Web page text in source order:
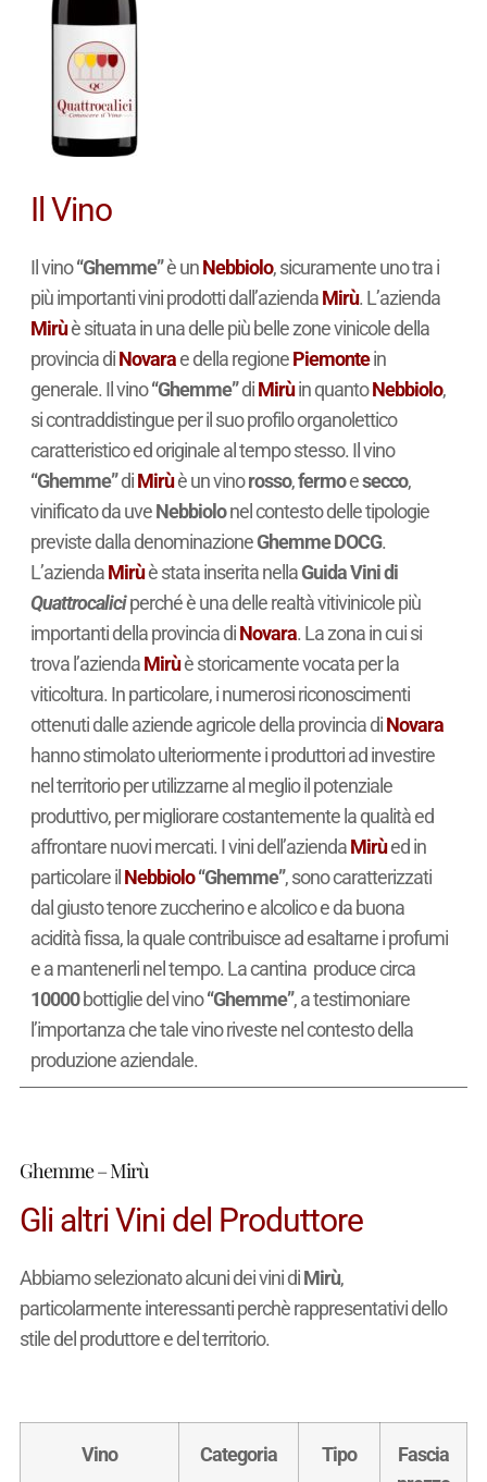
Il Vino
Il vino“Ghemme”è unNebbiolo, sicuramente uno tra i
più importanti vini prodotti dall’aziendaMirù. L’azienda
Mirùè situata in una delle più belle zone vinicole della
provincia diNovarae della regionePiemontein
generale. Il vino“Ghemme”diMirùin quantoNebbiolo,
si contraddistingue per il suo profilo organolettico
caratteristico ed originale al tempo stesso. Il vino
“Ghemme”diMirùè un vinorosso,fermoesecco,
vinificato da uveNebbiolonel contesto delle tipologie
previste dalla denominazioneGhemme DOCG.
L’aziendaMirùè stata inserita nellaGuida Vini di
Quattrocaliciperché è una delle realtà vitivinicole più
importanti della provincia diNovara. La zona in cui si
trova l’aziendaMirùè storicamente vocata per la
viticoltura. In particolare, i numerosi riconoscimenti
ottenuti dalle aziende agricole della provincia diNovara
hanno stimolato ulteriormente i produttori ad investire
nel territorio per utilizzarne al meglio il potenziale
produttivo, per migliorare costantemente la qualità ed
affrontare nuovi mercati. I vini dell’aziendaMirùed in
particolare il Nebbiolo“Ghemme”, sono caratterizzati
dal giusto tenore zuccherino e alcolico e da buona
acidità fissa, la quale contribuisce ad esaltarne i profumi
e a mantenerli nel tempo. La cantina produce circa
10000bottiglie del vino“Ghemme”, a testimoniare
l’importanza che tale vino riveste nel contesto della
produzione aziendale.
Ghemme – Mirù
Gli altri Vini del Produttore
Abbiamo selezionato alcuni dei vini diMirù,
particolarmente interessanti perchè rappresentativi dello
stile del produttore e del territorio.
Vino Categoria Tipo
Fascia